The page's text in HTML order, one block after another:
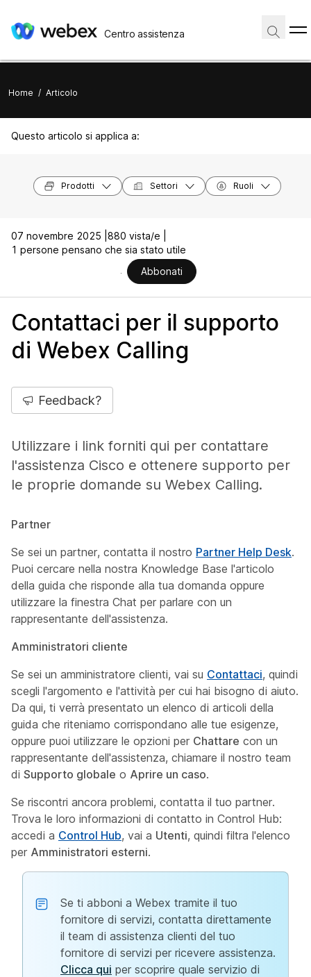
Centro assistenza
Home / Articolo
Questo articolo si applica a:
Prodotti Settori Ruoli
07 novembre 2025 | 880 vista/e |
1 persone pensano che sia stato utile
Abbonati
Contattaci per il supporto
di Webex Calling
Feedback?
Utilizzare i link forniti qui per contattare
l'assistenza Cisco e ottenere supporto per
le proprie domande su Webex Calling.
Partner
Se sei un partner, contatta il nostro Partner Help Desk.
Puoi cercare nella nostra Knowledge Base l'articolo
della guida che risponde alla tua domanda oppure
utilizzare la finestra Chat per parlare con un
rappresentante dell'assistenza.
Amministratori cliente
Se sei un amministratore clienti, vai su Contattaci, quindi
scegli l'argomento e l'attività per cui hai bisogno di aiuto.
Da qui, ti verrà presentato un elenco di articoli della
guida che riteniamo corrispondano alle tue esigenze,
oppure puoi utilizzare le opzioni per Chattare con un
rappresentante dell'assistenza, chiamare il nostro team
di Supporto globale o Aprire un caso.
Se riscontri ancora problemi, contatta il tuo partner.
Trova le loro informazioni di contatto in Control Hub:
accedi a Control Hub, vai a Utenti, quindi filtra l'elenco
per Amministratori esterni.
Se ti abboni a Webex tramite il tuo
fornitore di servizi, contatta direttamente
il team di assistenza clienti del tuo
fornitore di servizi per ricevere assistenza.
Clicca qui per scoprire quale servizio di